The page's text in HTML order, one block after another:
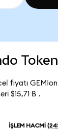
fiyatı
$15,71 B .
İŞLEM HACMI